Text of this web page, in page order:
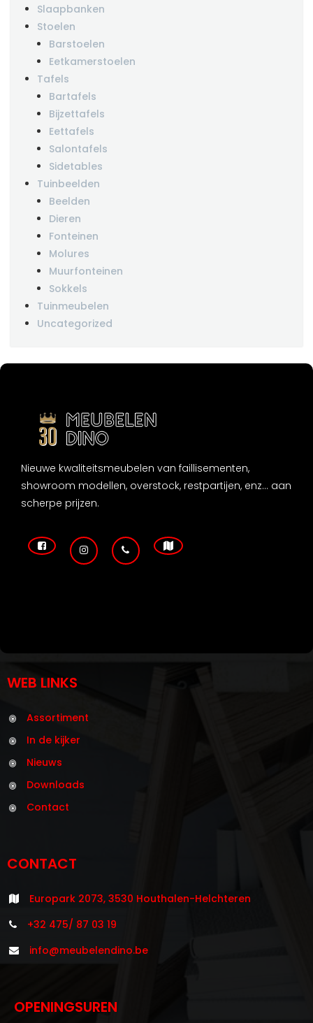
Slaapbanken
Stoelen
Barstoelen
Eetkamerstoelen
Tafels
Bartafels
Bijzettafels
Eettafels
Salontafels
Sidetables
Tuinbeelden
Beelden
Dieren
Fonteinen
Molures
Muurfonteinen
Sokkels
Tuinmeubelen
Uncategorized
Nieuwe kwaliteitsmeubelen van faillisementen,
showroom modellen, overstock, restpartijen, enz... aan
scherpe prijzen.
WEB LINKS
Assortiment
In de kijker
Nieuws
Downloads
Contact
CONTACT
Europark 2073, 3530 Houthalen-Helchteren
+32 475/ 87 03 19
info@meubelendino.be
OPENINGSUREN